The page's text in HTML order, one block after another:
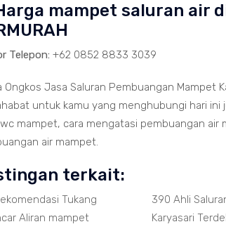
mampet saluran air
Telepon: +62 0852 8833 3039
Ongkos Jasa Saluran Pembuangan Mampet
untuk kamu yang menghubungi hari
mampet, cara mengatasi pembuangan air
air mampet.
terkait:
Tukang
Aliran mampet
390 Ahli
Karyasari